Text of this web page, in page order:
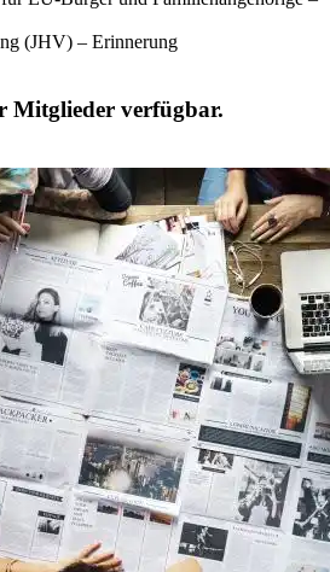
(JHV) – Erinnerung
Mitglieder verfügbar.